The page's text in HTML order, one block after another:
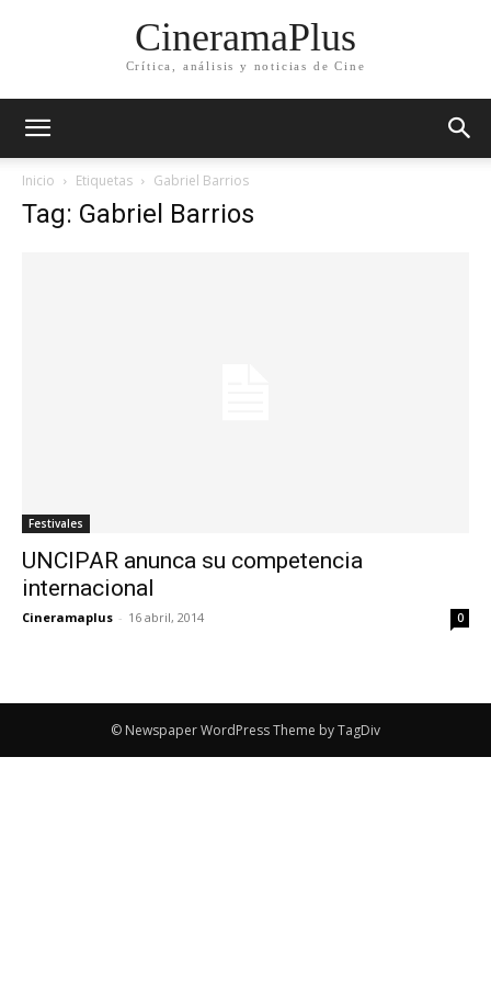
CineramaPlus
Crítica, análisis y noticias de Cine
Inicio Etiquetas Gabriel Barrios
Tag: Gabriel Barrios
Festivales
UNCIPAR anunca su competencia
internacional
Cineramaplus - 16 abril, 2014 0
© Newspaper WordPress Theme by TagDiv